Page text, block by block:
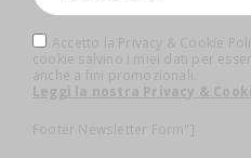
Accetto la Privacy & Cookie
cookie salvino i miei dati per
anche a fini promozionali.
Leggi la nostra Privacy &
Footer Newsletter Form"]